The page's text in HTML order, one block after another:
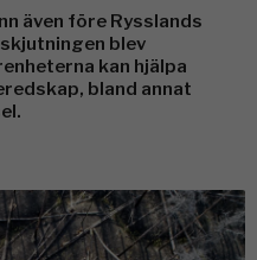
även före Rysslands
blev
kan hjälpa
bland annat